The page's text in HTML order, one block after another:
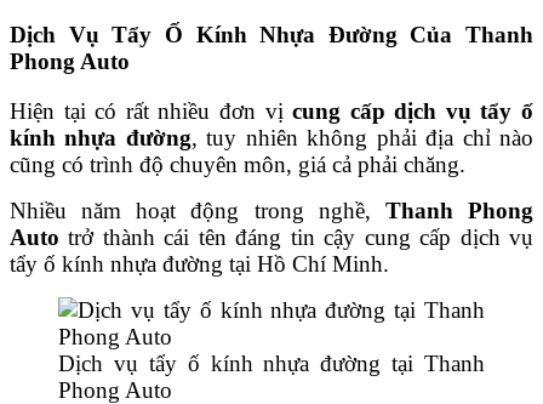
Dịch Vụ Tẩy Ố Kính Nhựa Đường Của Thanh
Phong Auto
Hiện tại có rất nhiều đơn vịcung cấp dịch vụ tẩy ố
kính nhựa đường, tuy nhiên không phải địa chỉ nào
cũng có trình độ chuyên môn, giá cả phải chăng.
Nhiều năm hoạt động trong nghề, Thanh Phong
Auto trở thành cái tên đáng tin cậy cung cấp dịch vụ
tẩy ố kính nhựa đường tại Hồ Chí Minh.
Dịch vụ tẩy ố kính nhựa đường tại Thanh
Phong Auto